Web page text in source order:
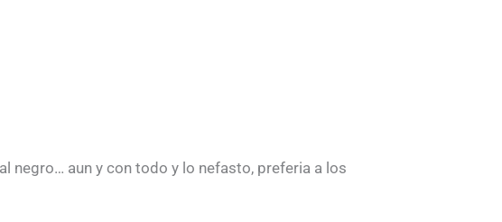
negro… aun y con todo y lo nefasto, preferia a los